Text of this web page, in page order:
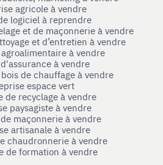
agricole à vendre
logiciel à reprendre
et de maçonnerie à vendre
et d’entretien à vendre
à vendre
à vendre
de chauffage à vendre
espace vert
de recyclage à vendre
paysagiste à vendre
maçonnerie à vendre
artisanale à vendre
chaudronnerie à vendre
de formation à vendre